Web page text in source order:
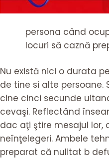
persona când
locuri să caznă
Nu există nici o durata
de tine si alte persoane.
cine cinci secunde
cevaşi. Reflectând
dac aţi ştire mesajul
neînţelegeri. Ambele
preparat că nulitat b